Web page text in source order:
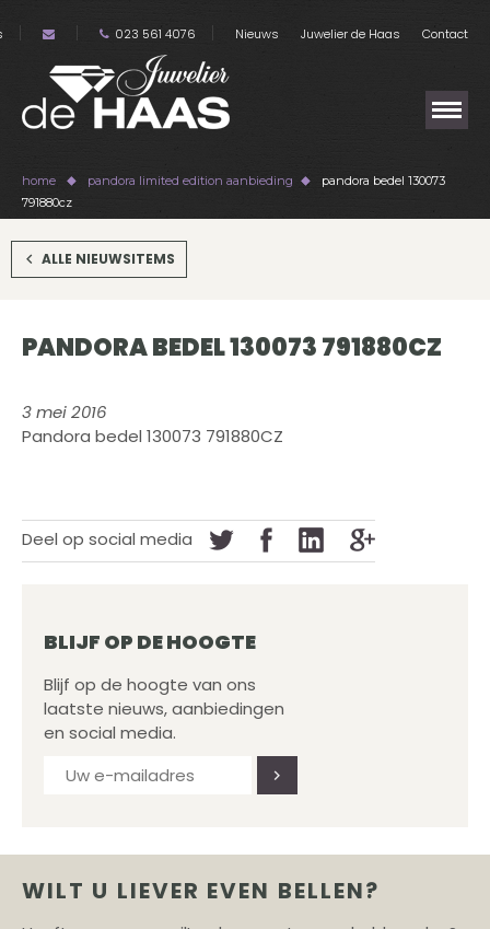
023 561 4076 Nieuws Juwelier de Haas Contact
home pandora limited edition aanbieding
pandora bedel 130073
791880cz
ALLE NIEUWSITEMS
PANDORA BEDEL 130073 791880CZ
3 mei 2016
Pandora bedel 130073 791880CZ
Deel op social media
BLIJF OP DE HOOGTE
Blijf op de hoogte van ons
laatste nieuws, aanbiedingen
en social media.
WILT U LIEVER EVEN BELLEN?